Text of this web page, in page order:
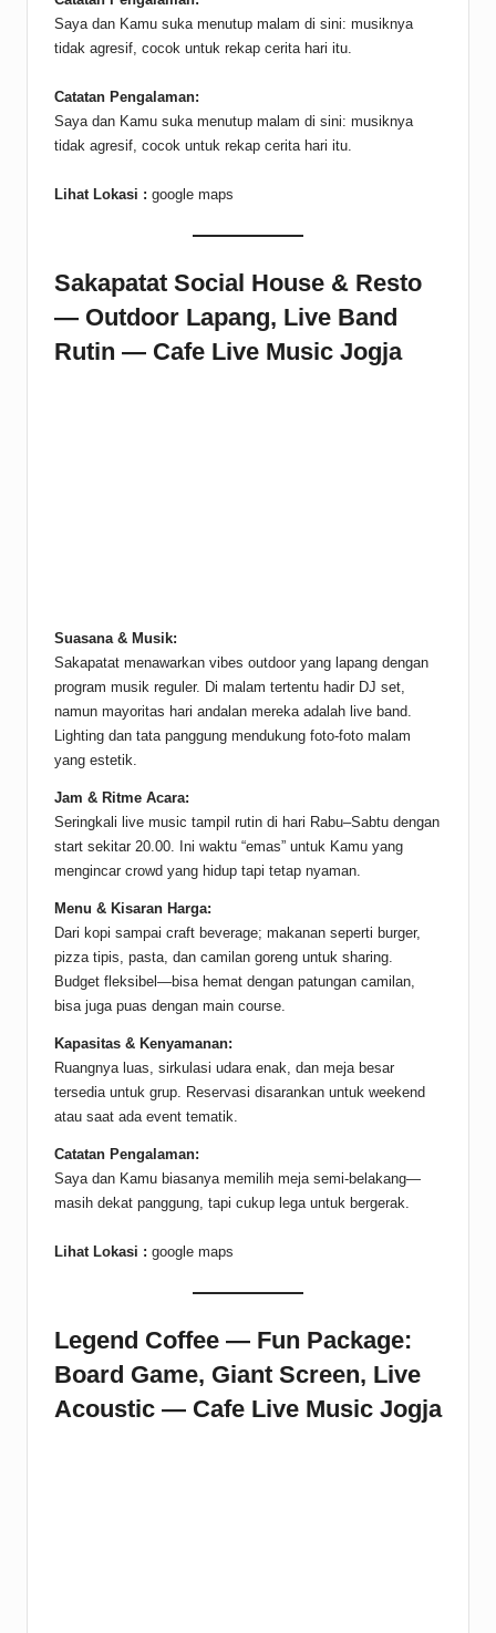
Saya dan Kamu suka menutup malam di sini: musiknya
tidak agresif, cocok untuk rekap cerita hari itu.
Catatan Pengalaman:
Saya dan Kamu suka menutup malam di sini: musiknya
tidak agresif, cocok untuk rekap cerita hari itu.
Lihat Lokasi : google maps
Sakapatat Social House & Resto
— Outdoor Lapang, Live Band
Rutin — Cafe Live Music Jogja
Suasana & Musik:
Sakapatat menawarkan vibes outdoor yang lapang dengan
program musik reguler. Di malam tertentu hadir DJ set,
namun mayoritas hari andalan mereka adalah live band.
Lighting dan tata panggung mendukung foto-foto malam
yang estetik.
Jam & Ritme Acara:
Seringkali live music tampil rutin di hari Rabu–Sabtu dengan
start sekitar 20.00. Ini waktu “emas” untuk Kamu yang
mengincar crowd yang hidup tapi tetap nyaman.
Menu & Kisaran Harga:
Dari kopi sampai craft beverage; makanan seperti burger,
pizza tipis, pasta, dan camilan goreng untuk sharing.
Budget fleksibel—bisa hemat dengan patungan camilan,
bisa juga puas dengan main course.
Kapasitas & Kenyamanan:
Ruangnya luas, sirkulasi udara enak, dan meja besar
tersedia untuk grup. Reservasi disarankan untuk weekend
atau saat ada event tematik.
Catatan Pengalaman:
Saya dan Kamu biasanya memilih meja semi-belakang—
masih dekat panggung, tapi cukup lega untuk bergerak.
Lihat Lokasi : google maps
Legend Coffee — Fun Package:
Board Game, Giant Screen, Live
Acoustic — Cafe Live Music Jogja